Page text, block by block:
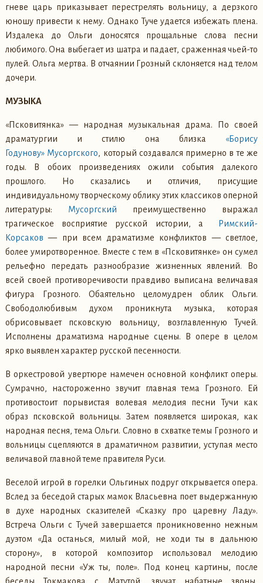
гневе царь приказывает перестрелять вольницу, а дерзкого
юношу привести к нему. Однако Туче удается избежать плена.
Издалека до Ольги доносятся прощальные слова песни
любимого. Она выбегает из шатра и падает, сраженная чьей-то
пулей. Ольга мертва. В отчаянии Грозный склоняется над телом
дочери.
МУЗЫКА
«Псковитянка» — народная музыкальная драма. По своей
драматургии и стилю она близка «Борису
Годунову» Мусоргского, который создавался примерно в те же
годы. В обоих произведениях ожили события далекого
прошлого. Но сказались и отличия, присущие
индивидуальному творческому облику этих классиков оперной
литературы: Мусоргский преимущественно выражал
трагическое восприятие русской истории, а
Римский-
Корсаков — при всем драматизме конфликтов — светлое,
более умиротворенное. Вместе с тем в «Псковитянке» он сумел
рельефно передать разнообразие жизненных явлений. Во
всей своей противоречивости правдиво выписана величавая
фигура Грозного. Обаятельно целомудрен облик Ольги.
Свободолюбивым духом проникнута музыка, которая
обрисовывает псковскую вольницу, возглавленную Тучей.
Исполнены драматизма народные сцены. В опере в целом
ярко выявлен характер русской песенности.
В оркестровой увертюре намечен основной конфликт оперы.
Сумрачно, настороженно звучит главная тема Грозного. Ей
противостоит порывистая волевая мелодия песни Тучи как
образ псковской вольницы. Затем появляется широкая, как
народная песня, тема Ольги. Словно в схватке темы Грозного и
вольницы сцепляются в драматичном развитии, уступая место
величавой главной теме правителя Руси.
Веселой игрой в горелки Ольгиных подруг открывается опера.
Вслед за беседой старых мамок Власьевна поет выдержанную
в духе народных сказителей «Сказку про царевну Ладу».
Встреча Ольги с Тучей завершается проникновенно нежным
дуэтом «Да останься, милый мой, не ходи ты в дальнюю
сторону», в которой композитор использовал мелодию
народной песни «Уж ты, поле». Под конец картины, после